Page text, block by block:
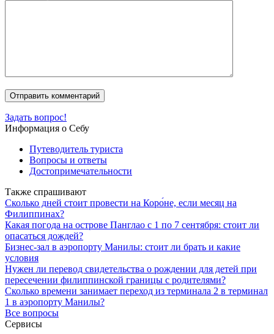
Задать вопрос!
Информация о Себу
Путеводитель туриста
Вопросы и ответы
Достопримечательности
Также спрашивают
Сколько дней стоит провести на Коро́не, если месяц на
Филиппинах?
Какая погода на острове Панглао с 1 по 7 сентября: стоит ли
опасаться дождей?
Бизнес-зал в аэропорту Манилы: стоит ли брать и какие
условия
Нужен ли перевод свидетельства о рождении для детей при
пересечении филиппинской границы с родителями?
Сколько времени занимает переход из терминала 2 в терминал
1 в аэропорту Манилы?
Все вопросы
Сервисы